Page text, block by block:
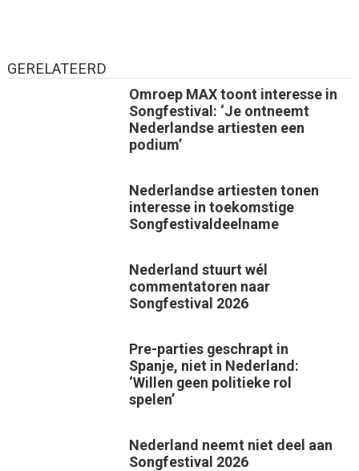
GERELATEERD
Omroep MAX toont interesse in
Songfestival: ‘Je ontneemt
Nederlandse artiesten een
podium’
Nederlandse artiesten tonen
interesse in toekomstige
Songfestivaldeelname
Nederland stuurt wél
commentatoren naar
Songfestival 2026
Pre-parties geschrapt in
Spanje, niet in Nederland:
‘Willen geen politieke rol
spelen’
Nederland neemt niet deel aan
Songfestival 2026